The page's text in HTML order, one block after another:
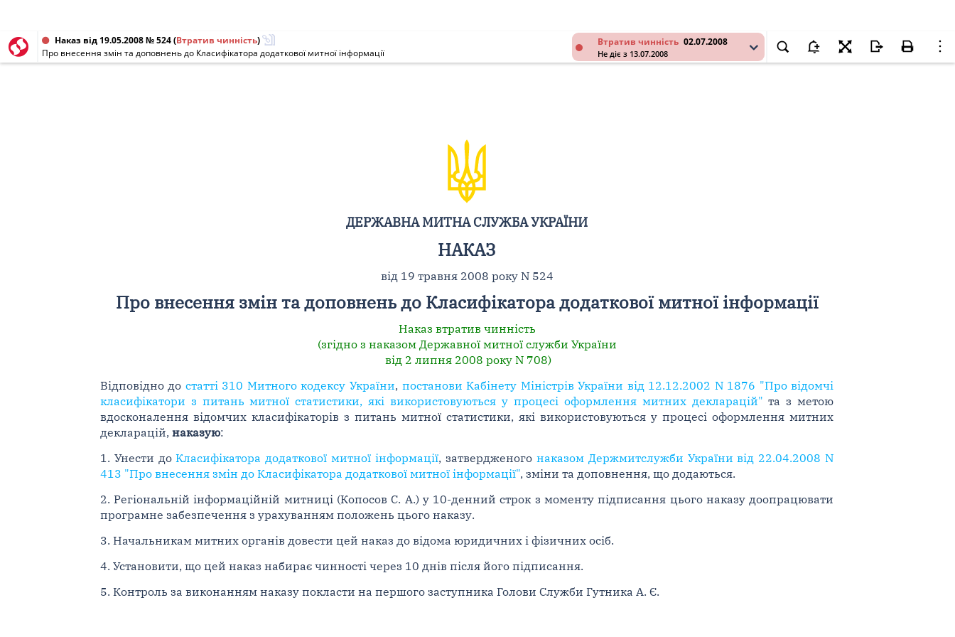
Втратив чинність 02.07.2008
Не діє з 13.07.2008
Наказ від 19.05.2008 № 524(Втратив чинність)
Про внесення змін та доповнень до Класифікатора додаткової митної інформації
ДЕРЖАВНА МИТНА СЛУЖБА УКРАЇНИ
НАКАЗ
від 19 травня 2008 року N 524
Про внесення змін та доповнень до Класифікатора додаткової митної інформації
Наказ втратив чинність
(згідно з наказом Державної митної служби України
від 2 липня 2008 року N 708)
Відповідно до статті 310 Митного кодексу України, постанови Кабінету Міністрів України від 12.12.2002 N 1876 "Про відомчі
класифікатори з питань митної статистики, які використовуються у процесі оформлення митних декларацій" та з метою
вдосконалення відомчих класифікаторів з питань митної статистики, які використовуються у процесі оформлення митних
декларацій, наказую:
1. Унести доКласифікатора додаткової митної інформації, затвердженого наказом Держмитслужби України від 22.04.2008 N
413 "Про внесення змін до Класифікатора додаткової митної інформації", зміни та доповнення, що додаються.
2. Регіональній інформаційній митниці (Копосов С. А.) у 10-денний строк з моменту підписання цього наказу доопрацювати
програмне забезпечення з урахуванням положень цього наказу.
3. Начальникам митних органів довести цей наказ до відома юридичних і фізичних осіб.
4. Установити, що цей наказ набирає чинності через 10 днів після його підписання.
5. Контроль за виконанням наказу покласти на першого заступника Голови Служби Гутника А. Є.